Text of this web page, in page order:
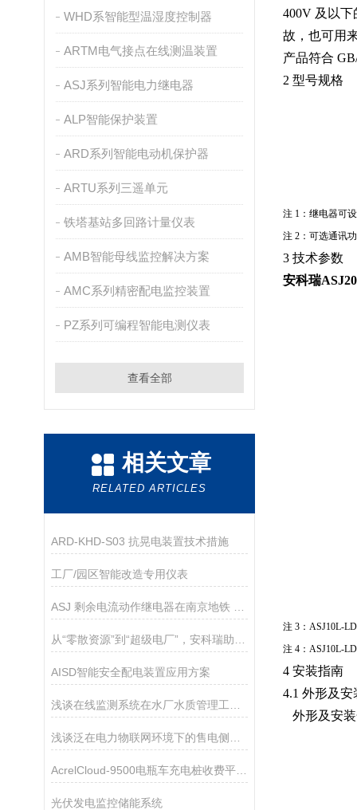
WHD系智能型温湿度控制器
ARTM电气接点在线测温装置
ASJ系列智能电力继电器
ALP智能保护装置
ARD系列智能电动机保护器
ARTU系列三遥单元
铁塔基站多回路计量仪表
AMB智能母线监控解决方案
AMC系列精密配电监控装置
PZ系列可编程智能电测仪表
查看全部
相关文章
RELATED ARTICLES
ARD-KHD-S03 抗晃电装置技术措施
工厂/园区智能改造专用仪表
AISD智能安全配电装置应用方案
AcrelCloud-9500电瓶车充电桩收费平台的应用
光伏发电监控储能系统
400V 及以
故，也可用
产品符合
2 型号规格
注 1 ：继电器可
注 2 ：可选通讯
3 技术参数
安科瑞
注 3 ： ASJ10L-
注 4 ： ASJ10L-
4 安装指南
4.1 外形及安
外形及安